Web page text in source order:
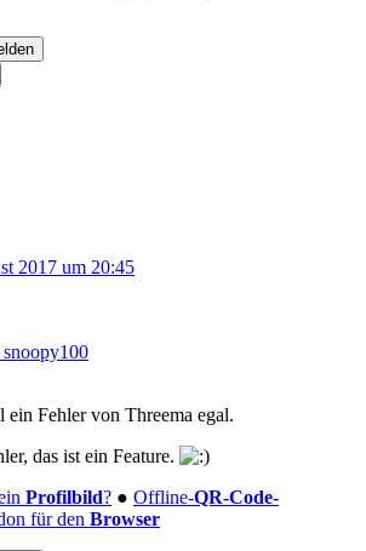
2017 um 20:45
ein Fehler von Threema egal.
das ist ein Feature.
Profilbild? ● Offline-QR-Code-
für den Browser